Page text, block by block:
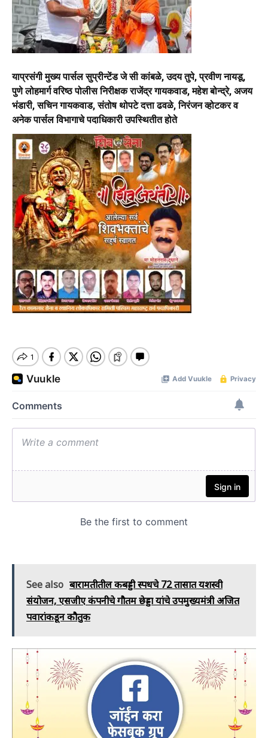
याप्रसंगी मुख्य पार्सल सुप्रीन्टेंड जे सी कांबळे, उदय तुपे, प्रवीण नायडू,
पुणे लोहमार्ग वरिष्ठ पोलीस निरीक्षक राजेंद्र गायकवाड, महेश बोन्द्रे, अजय
भंडारी, सचिन गायकवाड, संतोष थोपटे दत्ता ढवळे, निरंजन व्होटकर व
अनेक पार्सल विभागाचे पदाधिकारी उपस्थितीत होते
See also बारामतीतील कबड्डी स्पर्धेचे 72 तासात यशस्वी
संयोजन, एसजीए कंपनीचे गौतम छेड्डा यांचे उपमुख्यमंत्री अजित
पवारांकडून कौतुक